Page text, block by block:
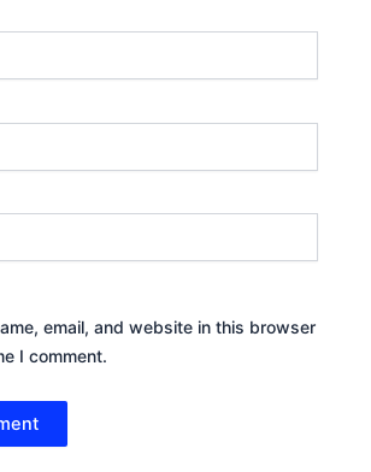
email, and website in this browser
I comment.